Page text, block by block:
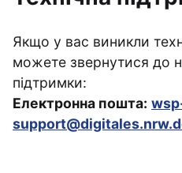
Якщо у вас виникли
можете звернутися до
підтримки:
Електронна пошта: